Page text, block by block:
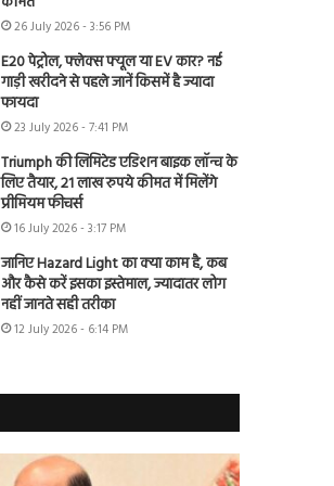
26 July 2026 - 3:56 PM
E20 पेट्रोल, फ्लेक्स फ्यूल या EV कार? नई
गाड़ी खरीदने से पहले जानें किसमें है ज्यादा
फायदा
23 July 2026 - 7:41 PM
Triumph की लिमिटेड एडिशन बाइक लॉन्च के
लिए तैयार, 21 लाख रुपये कीमत में मिलेंगे
प्रीमियम फीचर्स
16 July 2026 - 3:17 PM
जानिए Hazard Light का क्या काम है, कब
और कैसे करें इसका इस्तेमाल, ज्यादातर लोग
नहीं जानते सही तरीका
12 July 2026 - 6:14 PM